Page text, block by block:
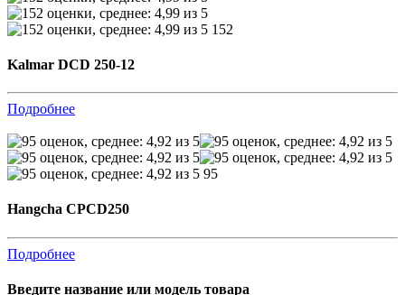
152
Kalmar DCD 250-12
Подробнее
95
Hangcha CPCD250
Подробнее
Введите название или модель товара